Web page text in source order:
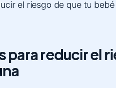
el riesgo de que tu
reducir el